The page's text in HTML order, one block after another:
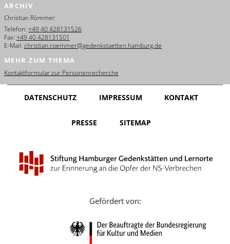
Français
Dansk
Español
Nederlands
Português
Русский
ARCHIV
Christian Römmer
Telefon: +49 40 428131526
Fax: +49 40 428131501
E-Mail: christian.roemmer@gedenkstaetten.hamburg.de
MEHR ZUM THEMA
Kontaktformular zur Personenrecherche
DATENSCHUTZ IMPRESSUM KONTAKT
PRESSE SITEMAP
Gefördert von: